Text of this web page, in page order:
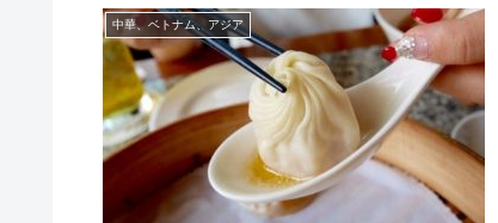
中華、ベトナム、アジア